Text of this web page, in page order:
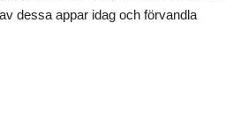
dessa appar idag och förvandla